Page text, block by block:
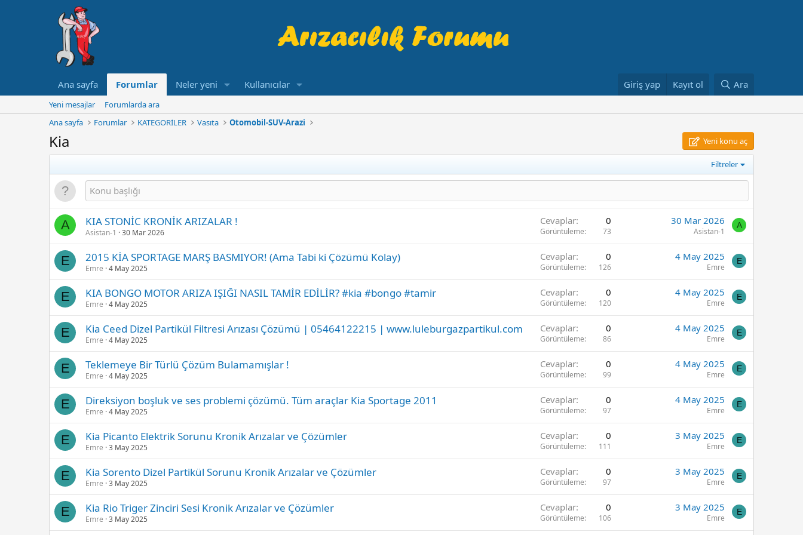
Ana sayfa Forumlar Neler yeni Kullanıcılar Giriş yap Kayıt ol Ara
Yeni mesajlar
Forumlarda ara
Ana sayfa
Forumlar KATEGORİLER Vasıta Otomobil-SUV-Arazi
Kia Yeni konu aç
Filtreler
A KIA STONİC KRONİK ARIZALAR !
Asistan-1 30 Mar 2026
Cevaplar 0
Görüntüleme 73
30 Mar 2026
Asistan-1
A
E 2015 KİA SPORTAGE MARŞ BASMIYOR! (Ama Tabi ki Çözümü Kolay)
Emre 4 May 2025
Cevaplar 0
Görüntüleme 126
4 May 2025
Emre
E
E KIA BONGO MOTOR ARIZA IŞIĞI NASIL TAMİR EDİLİR? #kia #bongo #tamir
Emre 4 May 2025
Cevaplar 0
Görüntüleme 120
4 May 2025
Emre
E
E Kia Ceed Dizel Partikül Filtresi Arızası Çözümü | 05464122215 | www.luleburgazpartikul.com
Emre 4 May 2025
Cevaplar 0
Görüntüleme 86
4 May 2025
Emre
E
E Teklemeye Bir Türlü Çözüm Bulamamışlar !
Emre 4 May 2025
Cevaplar 0
Görüntüleme 99
4 May 2025
Emre
E
E Direksiyon boşluk ve ses problemi çözümü. Tüm araçlar Kia Sportage 2011
Emre 4 May 2025
Cevaplar 0
Görüntüleme 97
4 May 2025
Emre
E
E Kia Picanto Elektrik Sorunu Kronik Arızalar ve Çözümler
Emre 3 May 2025
Cevaplar 0
Görüntüleme 111
3 May 2025
Emre
E
E Kia Sorento Dizel Partikül Sorunu Kronik Arızalar ve Çözümler
Emre 3 May 2025
Cevaplar 0
Görüntüleme 97
3 May 2025
Emre
E
E Kia Rio Triger Zinciri Sesi Kronik Arızalar ve Çözümler
Emre 3 May 2025
Cevaplar 0
Görüntüleme 106
3 May 2025
Emre
E